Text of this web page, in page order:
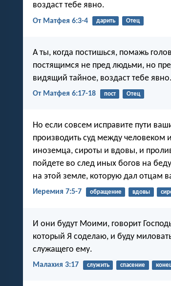
воздаст тебе явно.
От Матфея 6:3-4 дарить Отец
А ты, когда постишься, помажь
постящимся не пред людьми, но
видящий тайное, воздаст тебе явно.
От Матфея 6:17-18 пост Отец
Но если совсем исправите пути
производить суд между человеком
иноземца, сироты и вдовы, и
пойдете во след иных богов на
на этой земле, которую дал отцам
Иеремия 7:5-7 обращение вдовы
И они будут Моими, говорит
который Я соделаю, и буду
служащего ему.
Малахия 3:17 служить спасение